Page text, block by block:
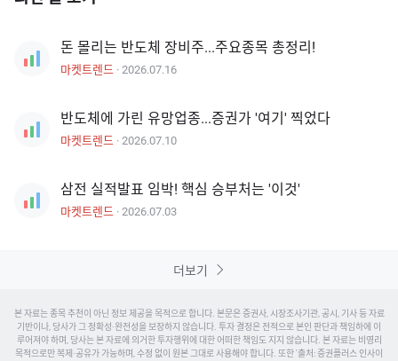
돈 몰리는 반도체 장비주...주요종목 총정리!
마켓트렌드 · 2026.07.16
반도체에 가린 유망업종...증권가 '여기' 찍었다
마켓트렌드 · 2026.07.10
삼전 실적발표 임박! 핵심 승부처는 '이것'
마켓트렌드 · 2026.07.03
더보기
본 자료는 종목 추천이 아닌 정보 제공을 목적으로 합니다. 본문은 증권사, 시장조사기관, 공시, 기사 등 자료
기반이나, 당사가 그 정확성·완전성을 보장하지 않습니다. 투자 결정은 전적으로 본인 판단과 책임하에 이
루어져야 하며, 당사는 본 자료에 의거한 투자행위에 대한 어떠한 책임도 지지 않습니다. 본 자료는 비영리
목적으로만 복제·공유가 가능하며, 수정 없이 원본 그대로 사용해야 합니다. 또한 '출처: 증권플러스 인사이